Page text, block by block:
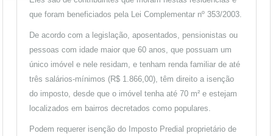
que foram beneficiados pela Lei Complementar nº 353/2003.
De acordo com a legislação, aposentados, pensionistas ou
pessoas com idade maior que 60 anos, que possuam um
único imóvel e nele residam, e tenham renda familiar de até
três salários-mínimos (R$ 1.866,00), têm direito a isenção
do imposto, desde que o imóvel tenha até 70 m² e estejam
localizados em bairros decretados como populares.
Podem requerer isenção do Imposto Predial proprietário de